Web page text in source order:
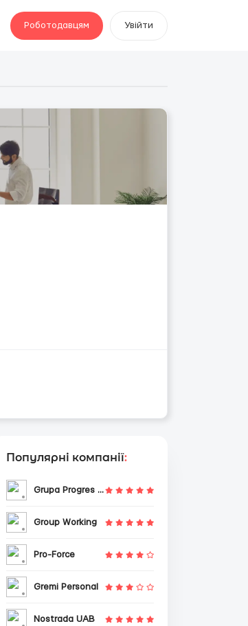
Роботодавцям Увійти
Популярні компанії:
Grupa Progres Sp. z o.o.
Group Working
Pro-Force
Gremi Personal
Nostrada UAB